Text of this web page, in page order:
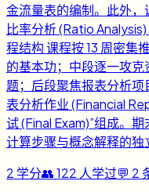
金流量表的编制。此外
比率分析 (Ratio
程结构 课程按 13 周密集
的基本功；中段逐一攻
题；后段聚焦报表分析
表分析作业 (Financial
试 (Final Exam)”组成。
计算步骤与概念解释的独
2 学分👥122 人学过💬 2